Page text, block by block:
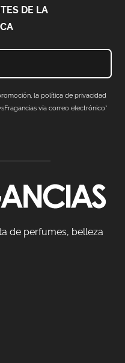
DE LA
la política de privacidad
vía correo electrónico*
de perfumes, belleza